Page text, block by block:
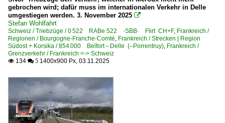
gebrochen wird; dafür muss im internationalen Verkehr in Delle
umgestiegen werden. 3. November 2025 
Stefan Wohlfahrt
Schweiz / Triebzüge / 0 522 RABe 522 ·SBB· Flirt CH+F, Frankreich /
Regionen / Bourgogne-Franche-Comté, Frankreich / Strecken | Region
Südost + Korsika / 854 000 Belfort – Delle (–Porrentruy), Frankreich /
Grenzverkehr / Frankreich <-> Schweiz
 134  5 1400x900 Px, 03.11.2025